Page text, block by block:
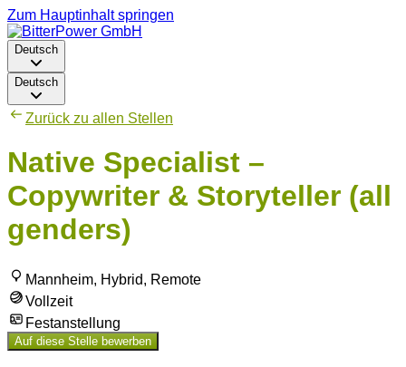
Zum Hauptinhalt springen
Deutsch
Deutsch
Zurück zu allen Stellen
Native Specialist –
Copywriter & Storyteller (all
genders)
Mannheim, Hybrid, Remote
Vollzeit
Festanstellung
Auf diese Stelle bewerben